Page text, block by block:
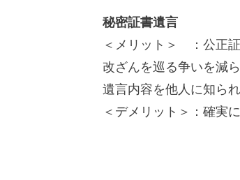
秘密証書遺言
＜メリット＞ ：公正
改ざんを巡る争いを減
遺言内容を他人に知ら
＜デメリット＞：確実